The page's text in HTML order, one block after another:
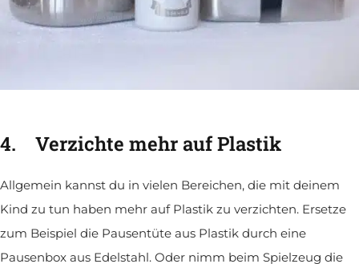
4. Verzichte mehr auf Plastik
Allgemein kannst du in vielen Bereichen, die mit deinem
Kind zu tun haben mehr auf Plastik zu verzichten. Ersetze
zum Beispiel die Pausentüte aus Plastik durch eine
Pausenbox aus Edelstahl. Oder nimm beim Spielzeug die